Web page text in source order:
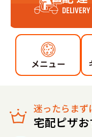
DELIVERY
メニュー
迷ったらまず
宅配ピザ